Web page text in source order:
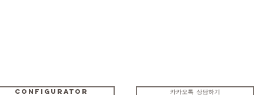
configurator 카카오톡 상담하기